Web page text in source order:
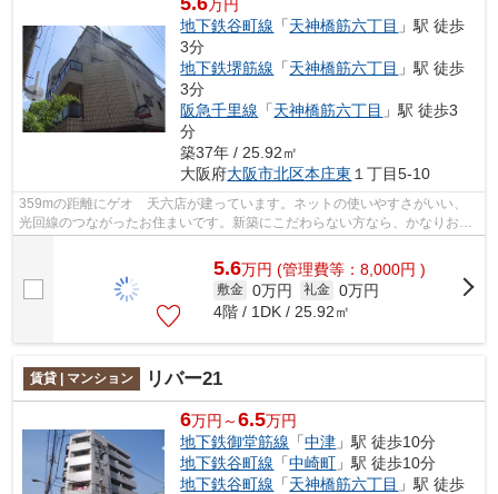
万円
地下鉄谷町線 「天神橋筋六丁目 」駅 徒歩
3分
地下鉄堺筋線 「天神橋筋六丁目 」駅 徒歩
3分
阪急千里線 「天神橋筋六丁目 」駅 徒歩3
分
築37年 / 25.92㎡
大阪府大阪市北区本庄東 １丁目5-10
359mの距離にゲオ 天六店が建っています。ネットの使いやすさがいい、
光回線のつながったお住まいです。新築にこだわらない方なら、かなりおス
5.6万円 (管理費等：8,000円 )
敷金 0万円 礼金 0万円
4階 / 1DK / 25.92㎡
賃貸 | マンション リバー21
6万円～6.5万円
地下鉄御堂筋線 「中津 」駅 徒歩10分
地下鉄谷町線 「中崎町 」駅 徒歩10分
地下鉄谷町線 「天神橋筋六丁目 」駅 徒歩